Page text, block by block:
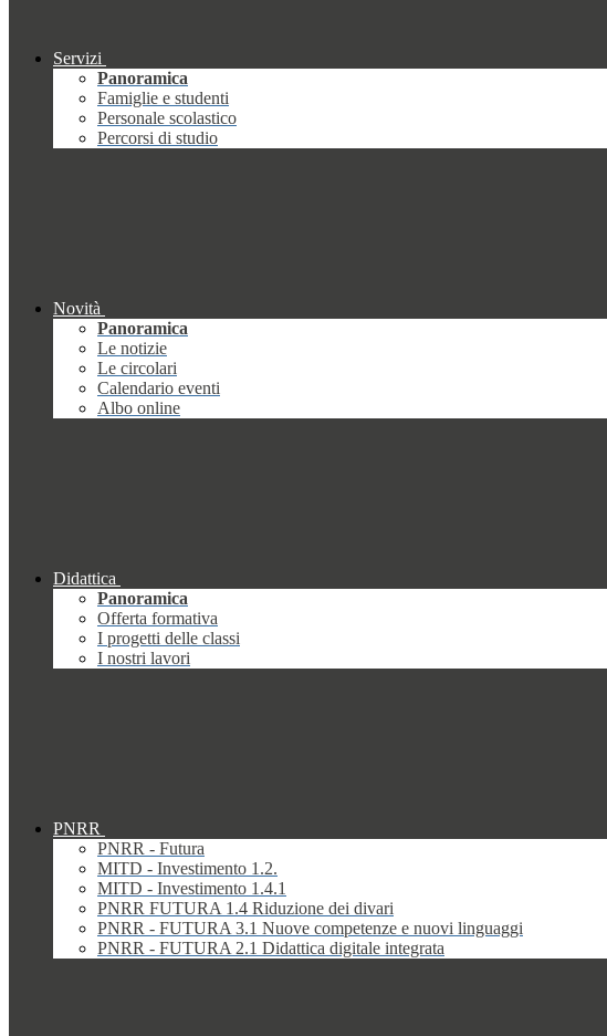
Servizi
Panoramica
Famiglie e studenti
Personale scolastico
Percorsi di studio
Novità
Panoramica
Le notizie
Le circolari
Calendario eventi
Albo online
Didattica
Panoramica
Offerta formativa
I progetti delle classi
I nostri lavori
PNRR
PNRR - Futura
MITD - Investimento 1.2.
MITD - Investimento 1.4.1
PNRR FUTURA 1.4 Riduzione dei divari
PNRR - FUTURA 3.1 Nuove competenze e nuovi linguaggi
PNRR - FUTURA 2.1 Didattica digitale integrata